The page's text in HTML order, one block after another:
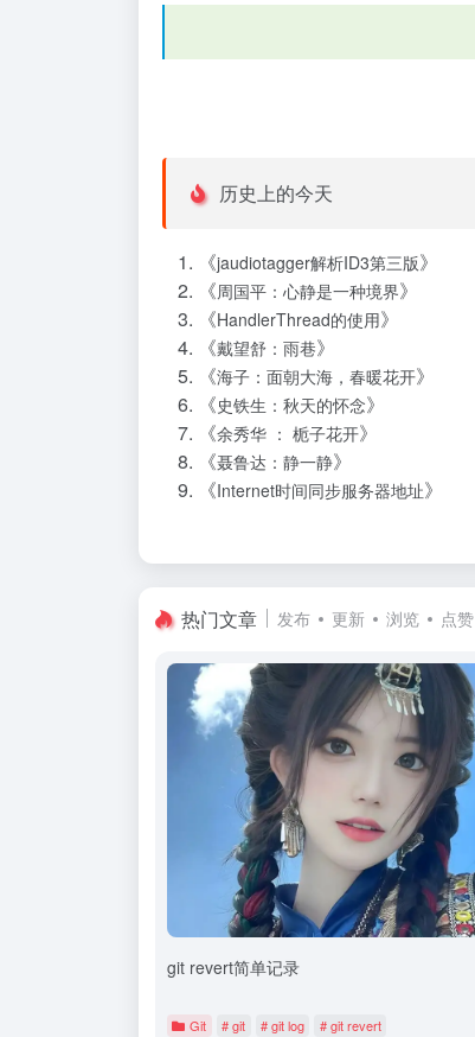
历史上的今天
《jaudiotagger解析ID3第三版》
《周国平：心静是一种境界》
《HandlerThread的使用》
《戴望舒：雨巷》
《海子：面朝大海，春暖花开》
《史铁生：秋天的怀念》
《余秀华 ： 栀子花开》
《聂鲁达：静一静》
《Internet时间同步服务器地址》
热门文章 发布 更新 浏览 点赞
git revert简单记录
Git # git # git log # git revert